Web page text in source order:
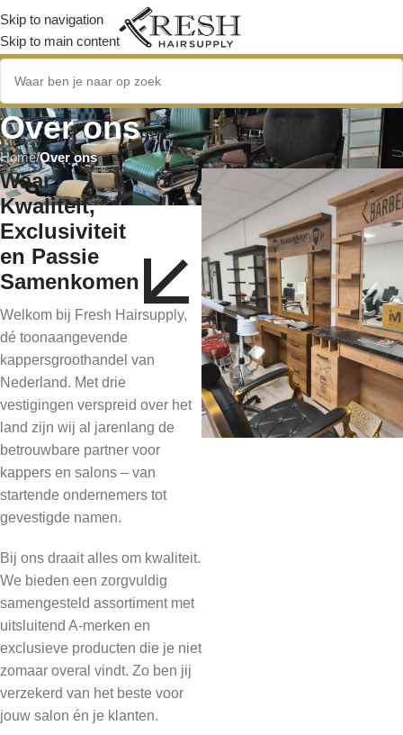
Skip to navigation
Skip to main content
Over ons
Home/Over ons
Waar
Kwaliteit,
Exclusiviteit
en Passie
Samenkomen
Welkom bij Fresh Hairsupply,
dé toonaangevende
kappersgroothandel van
Nederland. Met drie
vestigingen verspreid over het
land zijn wij al jarenlang de
betrouwbare partner voor
kappers en salons – van
startende ondernemers tot
gevestigde namen.
Bij ons draait alles om kwaliteit.
We bieden een zorgvuldig
samengesteld assortiment met
uitsluitend A-merken en
exclusieve producten die je niet
zomaar overal vindt. Zo ben jij
verzekerd van het beste voor
jouw salon én je klanten.